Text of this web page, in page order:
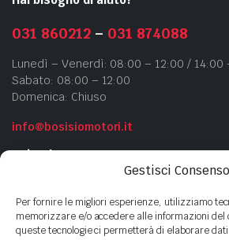
Gestisci Consenso
Per fornire le migliori esperienze, utilizziamo
memorizzare e/o accedere alle informazioni del
queste tecnologie ci permetterà di elaborare
031 860212– 031 874088
Lunedì – Venerdì: 08:00 – 12:00 / 14:00
Sabato: 08:00 – 12:00
Domenica: Chiuso
info@bosisiomotori.it
Azienda
Contatti
Privacy Policy